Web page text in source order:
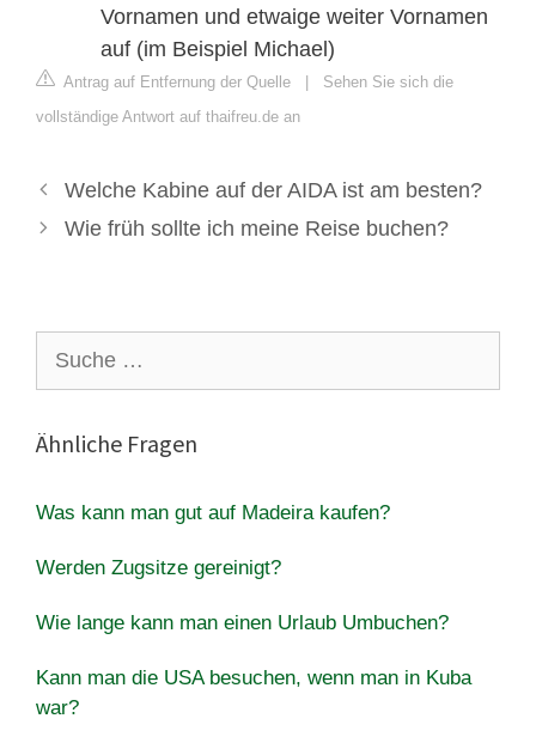
Vornamen und etwaige weiter Vornamen
auf (im Beispiel Michael)
Antrag auf Entfernung der Quelle | Sehen Sie sich die
vollständige Antwort auf thaifreu.de an
Welche Kabine auf der AIDA ist am besten?
Wie früh sollte ich meine Reise buchen?
nach:
Ähnliche Fragen
Was kann man gut auf Madeira kaufen?
Werden Zugsitze gereinigt?
Wie lange kann man einen Urlaub Umbuchen?
Kann man die USA besuchen, wenn man in Kuba
war?